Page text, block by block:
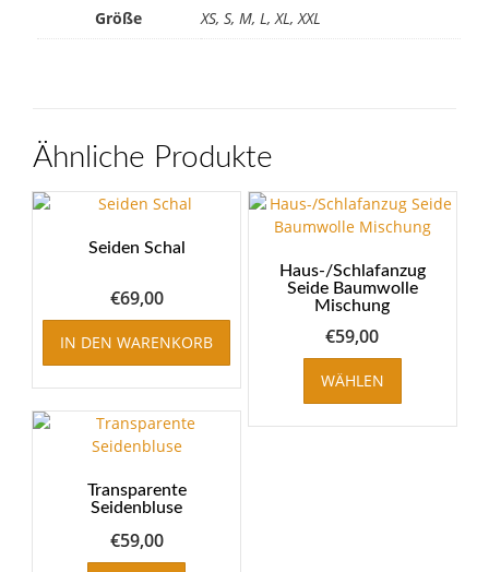
Größe XS, S, M, L, XL, XXL
Ähnliche Produkte
Seiden Schal
€69,00
IN DEN WARENKORB
Haus-/Schlafanzug
Seide Baumwolle
Mischung
€59,00
WÄHLEN
Transparente
Seidenbluse
€59,00